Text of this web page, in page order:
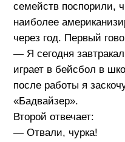
семейств поспорили,
наиболее
через год. Первый
— Я сегодня
играет в бейсбол в
после работы я
«Бадвайзер».
Второй отвечает:
— Отвали, чурка!